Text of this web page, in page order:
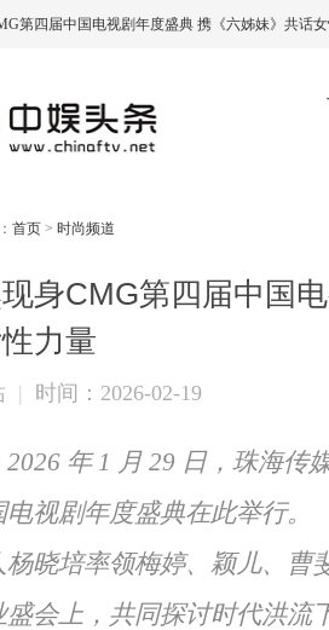
第四届中国电视剧年度盛典 携《六姊妹》共话
首页 > 时尚频道
身CMG第四届中国
力量
| 时间：2026-02-19
2026 年 1 月 29 日，珠海传
电视剧年度盛典在此举行。
杨晓培率领梅婷、颖儿、曹
盛会上，共同探讨时代洪流
“曜少年”亮相湖南卫视跨年演
毯首秀展青春活力